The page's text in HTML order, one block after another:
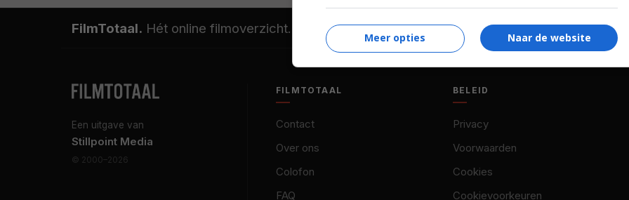
FilmTotaal. Hét online filmoverzicht.
Een uitgave van
Stillpoint Media
© 2000–2026
FILMTOTAAL
Contact
Over ons
Colofon
FAQ
BELEID
Privacy
Voorwaarden
Cookies
Cookievoorkeuren
Naar de website
Meer opties